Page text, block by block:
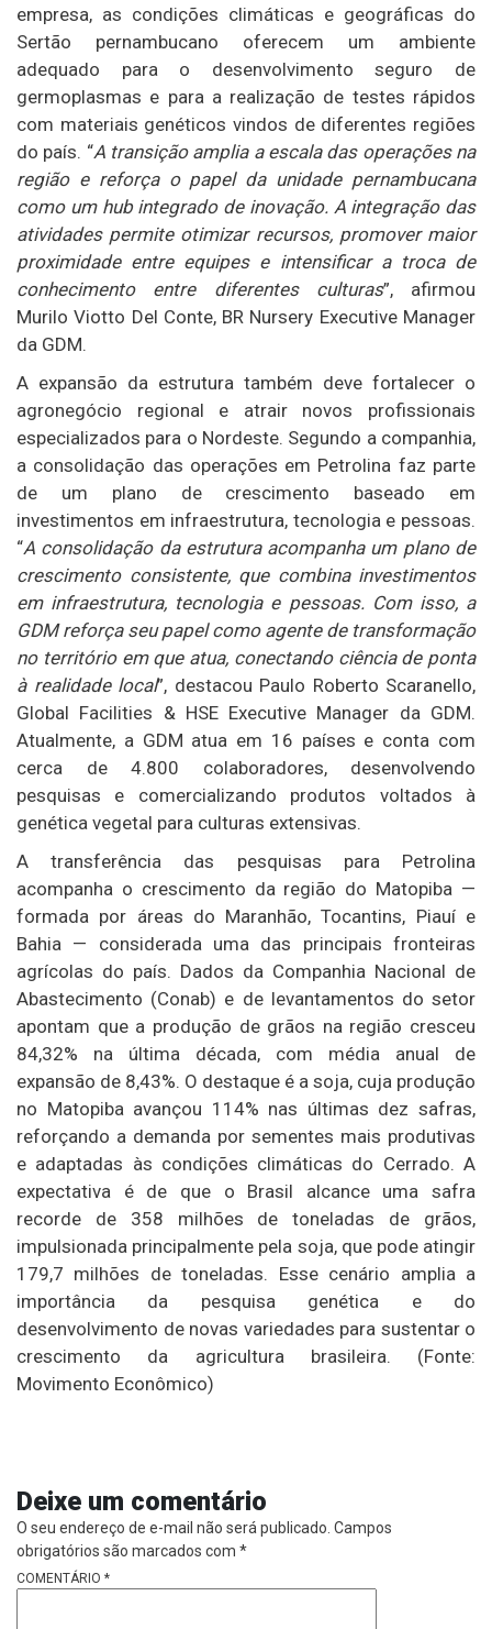
empresa, as condições climáticas e geográficas do
Sertão pernambucano oferecem um ambiente
adequado para o desenvolvimento seguro de
germoplasmas e para a realização de testes rápidos
com materiais genéticos vindos de diferentes regiões
do país. “A transição amplia a escala das operações na
região e reforça o papel da unidade pernambucana
como um hub integrado de inovação. A integração das
atividades permite otimizar recursos, promover maior
proximidade entre equipes e intensificar a troca de
conhecimento entre diferentes culturas”, afirmou
Murilo Viotto Del Conte, BR Nursery Executive Manager
da GDM.
A expansão da estrutura também deve fortalecer o
agronegócio regional e atrair novos profissionais
especializados para o Nordeste. Segundo a companhia,
a consolidação das operações em Petrolina faz parte
de um plano de crescimento baseado em
investimentos em infraestrutura, tecnologia e pessoas.
“A consolidação da estrutura acompanha um plano de
crescimento consistente, que combina investimentos
em infraestrutura, tecnologia e pessoas. Com isso, a
GDM reforça seu papel como agente de transformação
no território em que atua, conectando ciência de ponta
à realidade local”, destacou Paulo Roberto Scaranello,
Global Facilities & HSE Executive Manager da GDM.
Atualmente, a GDM atua em 16 países e conta com
cerca de 4.800 colaboradores, desenvolvendo
pesquisas e comercializando produtos voltados à
genética vegetal para culturas extensivas.
A transferência das pesquisas para Petrolina
acompanha o crescimento da região do Matopiba —
formada por áreas do Maranhão, Tocantins, Piauí e
Bahia — considerada uma das principais fronteiras
agrícolas do país. Dados da Companhia Nacional de
Abastecimento (Conab) e de levantamentos do setor
apontam que a produção de grãos na região cresceu
84,32% na última década, com média anual de
expansão de 8,43%. O destaque é a soja, cuja produção
no Matopiba avançou 114% nas últimas dez safras,
reforçando a demanda por sementes mais produtivas
e adaptadas às condições climáticas do Cerrado. A
expectativa é de que o Brasil alcance uma safra
recorde de 358 milhões de toneladas de grãos,
impulsionada principalmente pela soja, que pode atingir
179,7 milhões de toneladas. Esse cenário amplia a
importância da pesquisa genética e do
desenvolvimento de novas variedades para sustentar o
crescimento da agricultura brasileira. (Fonte:
Movimento Econômico)
Deixe um comentário
O seu endereço de e-mail não será publicado. Campos
obrigatórios são marcados com *
COMENTÁRIO *